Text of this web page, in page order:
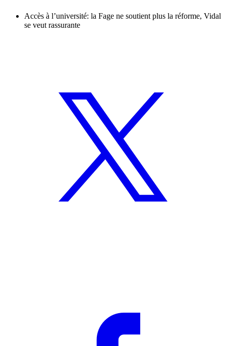
Accès à l’université: la Fage ne soutient plus la réforme, Vidal
se veut rassurante